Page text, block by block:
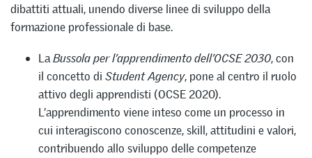
dibattiti attuali, unendo diverse linee di sviluppo della
formazione professionale di base.
LaBussola per l’apprendimento dell’OCSE 2030, con
il concetto di Student Agency, pone al centro il ruolo
attivo degli apprendisti (OCSE 2020).
L’apprendimento viene inteso come un processo in
cui interagiscono conoscenze, skill, attitudini e valori,
contribuendo allo sviluppo delle competenze